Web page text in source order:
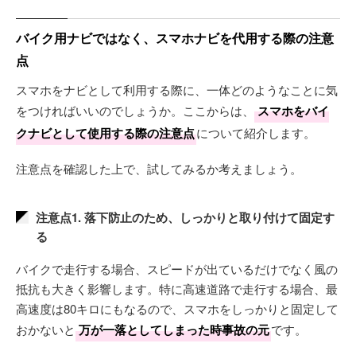
バイク用ナビではなく、スマホナビを代用する際の注意
点
スマホをナビとして利用する際に、一体どのようなことに気
をつければいいのでしょうか。ここからは、
スマホをバイ
クナビとして使用する際の注意点について紹介します。
注意点を確認した上で、試してみるか考えましょう。
注意点1. 落下防止のため、しっかりと取り付けて固定す
る
バイクで走行する場合、スピードが出ているだけでなく風の
抵抗も大きく影響します。特に高速道路で走行する場合、最
高速度は80キロにもなるので、スマホをしっかりと固定して
おかないと 万が一落としてしまった時事故の元です。